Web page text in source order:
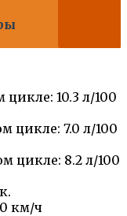
10.3 л/100
цикле: 7.0 л/100
цикле: 8.2 л/100
км/ч